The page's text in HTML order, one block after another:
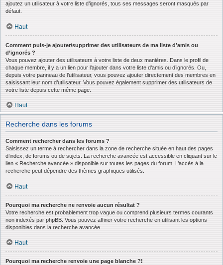
ajoutez un utilisateur à votre liste d’ignorés, tous ses messages seront masqués par
défaut.
Haut
Comment puis-je ajouter/supprimer des utilisateurs de ma liste d’amis ou
d’ignorés ?
Vous pouvez ajouter des utilisateurs à votre liste de deux manières. Dans le profil de
chaque membre, il y a un lien pour l’ajouter dans votre liste d’amis ou d’ignorés. Ou,
depuis votre panneau de l’utilisateur, vous pouvez ajouter directement des membres en
saisissant leur nom d’utilisateur. Vous pouvez également supprimer des utilisateurs de
votre liste depuis cette même page.
Haut
Recherche dans les forums
Comment rechercher dans les forums ?
Saisissez un terme à rechercher dans la zone de recherche située en haut des pages
d’index, de forums ou de sujets. La recherche avancée est accessible en cliquant sur le
lien « Recherche avancée » disponible sur toutes les pages du forum. L’accès à la
recherche peut dépendre des thèmes graphiques utilisés.
Haut
Pourquoi ma recherche ne renvoie aucun résultat ?
Votre recherche est probablement trop vague ou comprend plusieurs termes courants
non indexés par phpBB. Vous pouvez affiner votre recherche en utilisant les options
disponibles dans la recherche avancée.
Haut
Pourquoi ma recherche renvoie une page blanche ?!